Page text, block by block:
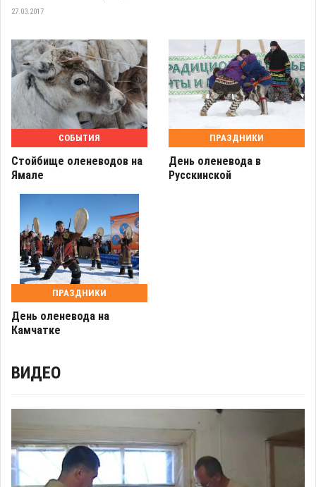
27.03.2017
СОБЫТИЯ
Стойбище оленеводов на
Ямале
ПРАЗДНИКИ
День оленевода в
Русскинской
ПРАЗДНИКИ
День оленевода на
Камчатке
ВИДЕО